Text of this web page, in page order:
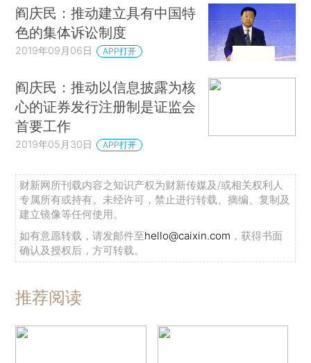
阎庆民：推动建立具有中国特
色的集体诉讼制度
2019年09月06日 APP打开
阎庆民：推动以信息披露为核
心的证券发行注册制是证监会
首要工作
2019年05月30日 APP打开
财新网所刊载内容之知识产权为财新传媒及/或相关权利人
专属所有或持有。未经许可，禁止进行转载、摘编、复制及
建立镜像等任何使用。
如有意愿转载，请发邮件至hello@caixin.com ，获得书面
确认及授权后，方可转载。
推荐阅读